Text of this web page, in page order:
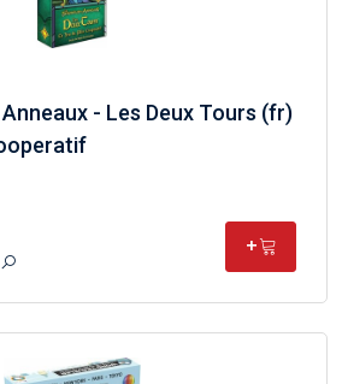
- Les Deux Tours (fr)
+